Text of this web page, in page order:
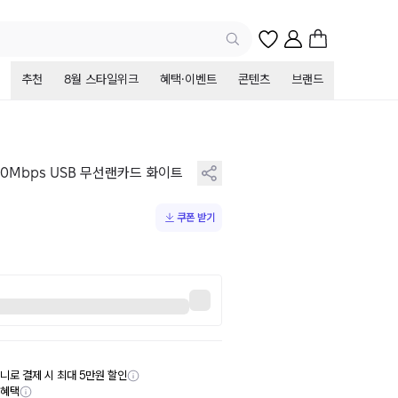
추천 8월 스타일위크 혜택·이벤트 콘텐츠 브랜드
USB 무선랜카드 화이트
쿠폰 받기
로 결제 시 최대 5만원 할인
택